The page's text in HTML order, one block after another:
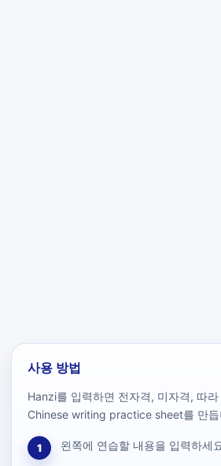
사용 방법
Hanzi를 입력하면 전자격, 미자격, 따
Chinese writing practice sheet를 만듭
1 왼쪽에 연습할 내용을 입력하세